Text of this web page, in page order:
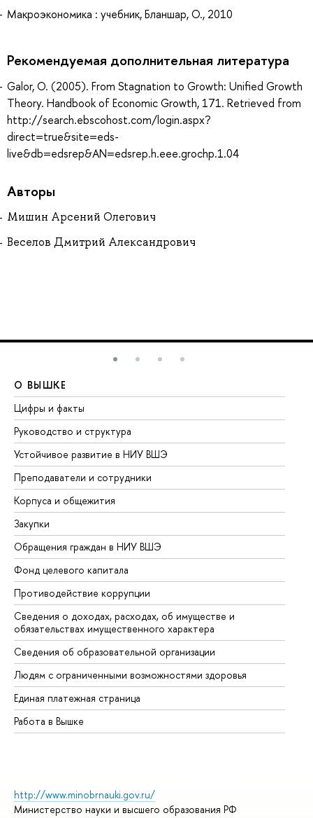
Макроэкономика : учебник, Бланшар, О., 2010
Рекомендуемая дополнительная литература
Galor, O. (2005). From Stagnation to Growth: Unified Growth
Theory. Handbook of Economic Growth, 171. Retrieved from
http://search.ebscohost.com/login.aspx?
direct=true&site=eds-
live&db=edsrep&AN=edsrep.h.eee.grochp.1.04
Авторы
Мишин Арсений Олегович
Веселов Дмитрий Александрович
О ВЫШКЕ
Цифры и факты
Руководство и структура
Устойчивое развитие в НИУ ВШЭ
Преподаватели и сотрудники
Корпуса и общежития
Закупки
Обращения граждан в НИУ ВШЭ
Фонд целевого капитала
Противодействие коррупции
Сведения о доходах, расходах, об имуществе и
обязательствах имущественного характера
Сведения об образовательной организации
Людям с ограниченными возможностями здоровья
Единая платежная страница
Работа в Вышке
http://www.minobrnauki.gov.ru/
Министерство науки и высшего образования РФ